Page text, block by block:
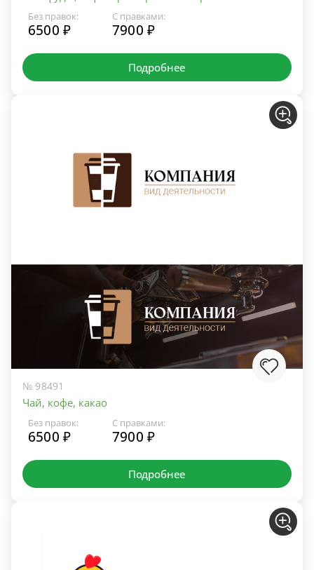
Без правок:
6500 ₽
С правками:
7900 ₽
Подробнее
№ 98491
Чай, кофе, какао
Без правок:
6500 ₽
С правками:
7900 ₽
Подробнее